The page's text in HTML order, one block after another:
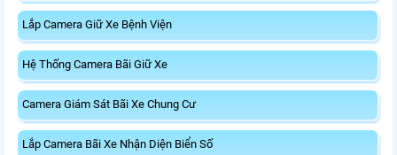
Lắp Camera Giữ Xe Bệnh Viện
Hệ Thống Camera Bãi Giữ Xe
Camera Giám Sát Bãi Xe Chung Cư
Lắp Camera Bãi Xe Nhận Diện Biển Số